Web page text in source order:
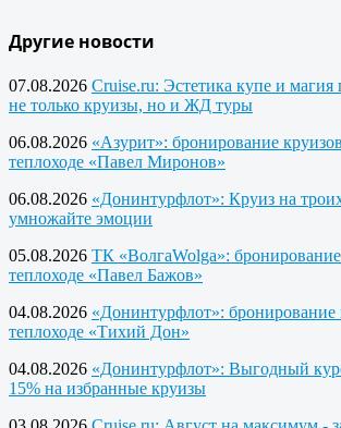
Другие новости
07.08.2026 Cruise.ru: Эстетика купе и магия
не только круизы, но и ЖД туры
06.08.2026 «Азурит»: бронирование
теплоходе «Павел Миронов»
06.08.2026 «Донинтурфлот»: Круиз на
умножайте эмоции
05.08.2026 ТК «ВолгаWolga»:
теплоходе «Павел Бажов»
04.08.2026 «Донинтурфлот»: бронирование
теплоходе «Тихий Дон»
04.08.2026 «Донинтурфлот»: Выгодный
15% на избранные круизы